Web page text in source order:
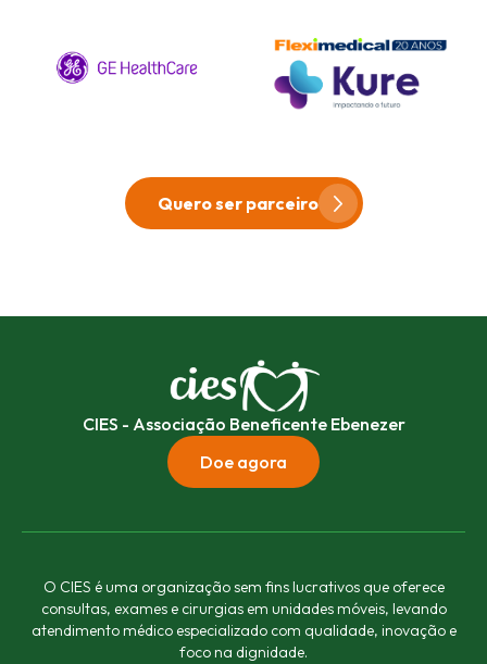
Quero ser parceiro
CIES - Associação Beneficente Ebenezer
Doe agora
O CIES é uma organização sem fins lucrativos que oferece
consultas, exames e cirurgias em unidades móveis, levando
atendimento médico especializado com qualidade, inovação e
foco na dignidade.